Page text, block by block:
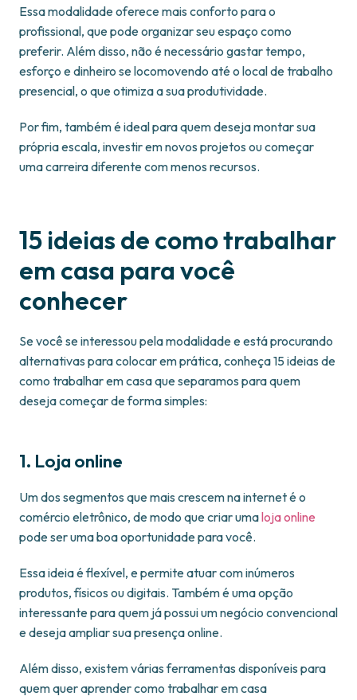
Essa modalidade oferece mais conforto para o
profissional, que pode organizar seu espaço como
preferir. Além disso, não é necessário gastar tempo,
esforço e dinheiro se locomovendo até o local de trabalho
presencial, o que otimiza a sua produtividade.
Por fim, também é ideal para quem deseja montar sua
própria escala, investir em novos projetos ou começar
uma carreira diferente com menos recursos.
15 ideias de como trabalhar
em casa para você
conhecer
Se você se interessou pela modalidade e está procurando
alternativas para colocar em prática, conheça 15 ideias de
como trabalhar em casa que separamos para quem
deseja começar de forma simples:
1. Loja online
Um dos segmentos que mais crescem na internet é o
comércio eletrônico, de modo que criar umaloja online
pode ser uma boa oportunidade para você.
Essa ideia é flexível, e permite atuar com inúmeros
produtos, físicos ou digitais. Também é uma opção
interessante para quem já possui um negócio convencional
e deseja ampliar sua presença online.
Além disso, existem várias ferramentas disponíveis para
quem quer aprender como trabalhar em casa